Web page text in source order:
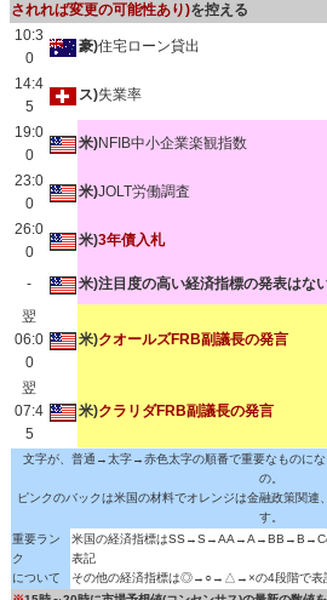
されれば変更の可能性あり)を控える
10:3
0
豪)住宅ローン貸出
14:4
5
ス)失業率
19:0
0
米)NFIB中小企業楽観指数
23:0
0
米)JOLT労働調査
26:0
0
米)3年債入札
- 米)注目度の高い経済指標の発表はな
翌
06:0
0
米)クオールズFRB副議長の発言
翌
07:4
5
米)クラリダFRB副議長の発言
文字が、普通→太字→赤色太字の順番で重要なものに
の。
ピンクのバックは米国の材料でオレンジは金融政策関
す。
重要ラン
ク
について
米国の経済指標はSS→S→AA→A→BB→B→C
表記
その他の経済指標は◎→○→△→×の4段階で表